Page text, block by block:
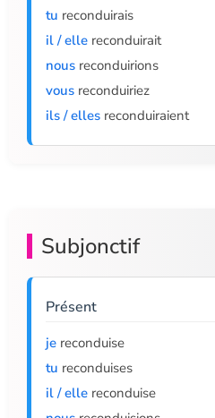
tu reconduirais
il / elle reconduirait
nous reconduirions
vous reconduiriez
ils / elles reconduiraient
Subjonctif
Présent
je reconduise
tu reconduises
il / elle reconduise